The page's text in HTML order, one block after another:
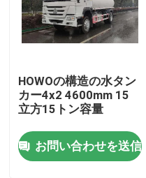
品質管理
私達に連絡しなさい
緊急救助消防車
HOWOの構造の水タン
カー4x2 4600mm 15
立方15トン容量
お問い合わせを送信